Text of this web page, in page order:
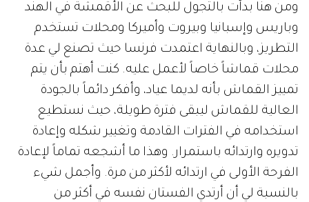
ومن هنا بدأت بالتجول للبحث عن الأقمشة في الهند
وباريس وإسبانيا وبيروت وأميركا ومحلات تستخدم
التطريز، وبالنهاية اعتمدت فرنسا حيث تصنع لي عدة
محلات قماشاً خاصاً لأعمل عليه. كنت أهتم بأن يتم
تمييز القماش بأنه لديما عياد، وأفكر دائماً بالجودة
العالية للقماش ليبقى فترة طويلة، حيث نستطيع
استخدامه في الفترات القادمة وتغيير شكله وإعادة
تدويره وارتدائه باستمرار. وهذا ما أشجعه تماماً لإعادة
الفرحة الأولى في ارتدائه لأكثر من مرة. وأجمل شيء
بالنسبة لي أن أرتدي الفستان نفسه في أكثر من